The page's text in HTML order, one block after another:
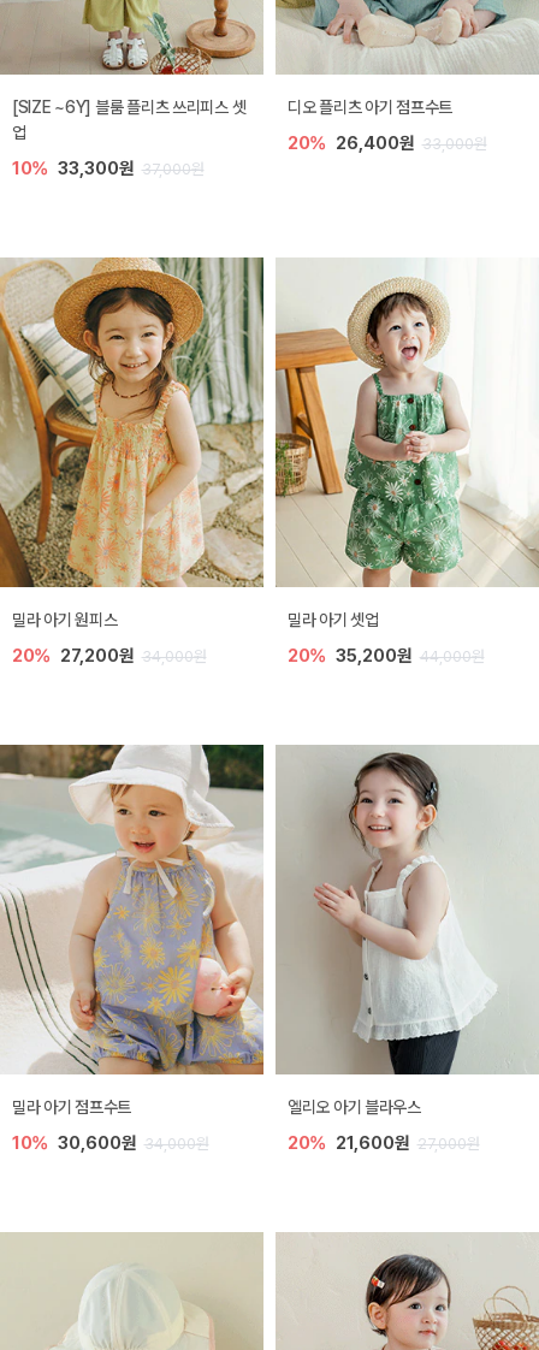
[SIZE ~6Y] 블룸 플리츠 쓰리피스 셋
업
10% 33,300원 37,000원
디오 플리츠 아기 점프수트
20% 26,400원 33,000원
밀라 아기 원피스
20% 27,200원 34,000원
밀라 아기 셋업
20% 35,200원 44,000원
밀라 아기 점프수트
10% 30,600원 34,000원
엘리오 아기 블라우스
20% 21,600원 27,000원